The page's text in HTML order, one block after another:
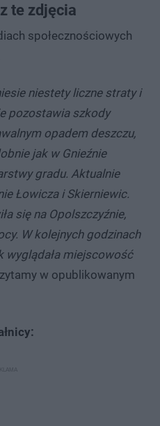
te zdjęcia
społecznościowych
niestety liczne straty i
pozostawia szkody
opadem deszczu,
jak w Gnieźnie
gradu. Aktualnie
Łowicza i Skierniewic.
się na Opolszczyźnie,
W kolejnych godzinach
wyglądała miejscowość
w opublikowanym